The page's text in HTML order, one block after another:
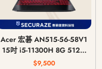
Acer 宏碁 AN515-56-58V1
15吋 i5-11300H 8G 512G
GTX 1650 4G
$9,500